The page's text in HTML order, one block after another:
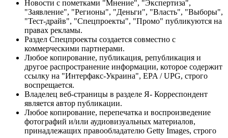
Новости с пометками "Мнение", "Экспертиза",
"Заявление", "Регионы", "Деньги", "Власть", "Выборы",
"Тест-драйв", "Спецпроекты", "Промо" публикуются на
правах рекламы.
Раздел Спецпроекты создается совместно с
коммерческими партнерами.
Любое копирование, публикация, републикация и
другое распространение информации, которое содержит
ссылку на "Интерфакс-Украина", EPA / UPG, строго
воспрещается.
Владелец веб-страницы в разделе Я- Корреспондент
является автор публикации.
Любое копирование, перепечатка и воспроизведение
фотографий и/или аудиовизуальных материалов,
принадлежащих правообладателю Getty Images, строго